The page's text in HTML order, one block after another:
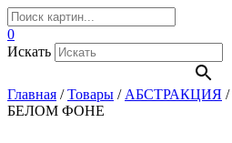
0
Искать
Главная /Товары / АБСТРАКЦИЯ /
БЕЛОМ ФОНЕ